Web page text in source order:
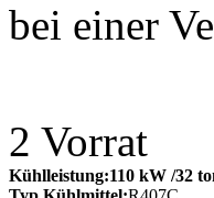
bei einer
2 Vorrat
Kühlleistung:110 kW /32